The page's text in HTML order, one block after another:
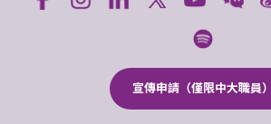
宣傳申請（僅限中大職員）